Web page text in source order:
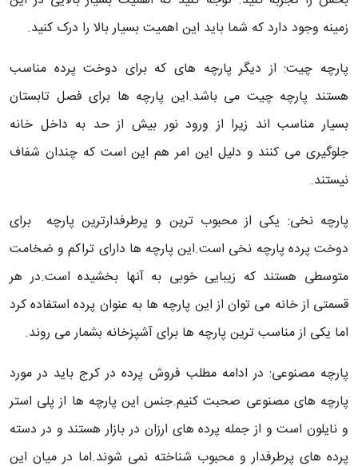
زمینه وجود دارد که شما باید این اهمیت بسیار بالا را درک کنید.
پارچه چیت: از دیگر پارچه های که برای دوخت پرده مناسب
هستند پارچه چیت می باشد.این پارچه ها برای فصل تابستان
بسیار مناسب اند زیرا از ورود نور بیش از حد به داخل خانه
جلوگیری می کنند و دلیل این امر هم این است که چندان شفاف
نیستند.
پارچه نخی: یکی از محبوب ترین و پرطرفدارترین پارچه
برای
دوخت پرده پارچه نخی است.این پارچه ها دارای تراکم و ضخامت
متوسطی هستند که زیبایی خوبی به آنها بخشیده است.در هر
قسمتی از خانه می توان از این پارچه ها به عنوان پرده استفاده کرد
اما یکی از مناسب ترین پارچه ها برای آشپزخانه بشمار می روند.
پارچه مصنوعی: در ادامه مطلب فروش پرده در کرج باید در مورد
پارچه های مصنوعی صحبت کنیم.جنس این پارچه ها از پلی استر
و نایلون است و از جمله پرده های ارزان در بازار هستند و در دسته
پرده های پرطرفدار و محبوب شناخته نمی شوند.اما در میان این